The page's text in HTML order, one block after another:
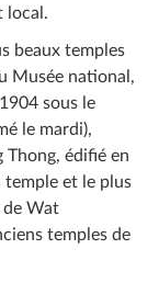
(pour le
euros par jour
si vous êtes
mentionnés dans
local.
beaux temples
Musée national,
sous le
le mardi),
Thong, édifié en
temple et le plus
de Wat
temples de